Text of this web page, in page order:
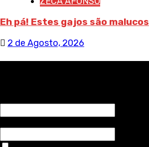
Eh pá! Estes gajos são malucos
2 de Agosto, 2026